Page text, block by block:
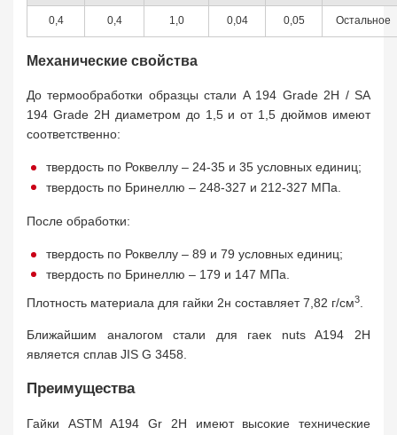
0,4 0,4 1,0 0,04 0,05 Остальное
Механические свойства
До термообработки образцы стали A 194 Grade 2H / SA
194 Grade 2H диаметром до 1,5 и от 1,5 дюймов имеют
соответственно:
твердость по Роквеллу – 24-35 и 35 условных единиц;
твердость по Бринеллю – 248-327 и 212-327 МПа.
После обработки:
твердость по Роквеллу – 89 и 79 условных единиц;
твердость по Бринеллю – 179 и 147 МПа.
Плотность материала для гайки 2н составляет 7,82 г/см3
Ближайшим аналогом стали для гаек nuts A194 2H
является сплав JIS G 3458.
Преимущества
Гайки ASTM A194 Gr 2H имеют высокие технические